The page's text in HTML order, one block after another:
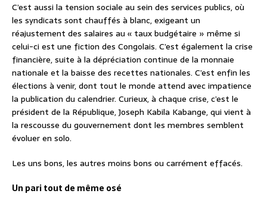
C’est aussi la tension sociale au sein des services publics, où
les syndicats sont chauffés à blanc, exigeant un
réajustement des salaires au « taux budgétaire » même si
celui-ci est une fiction des Congolais. C’est également la crise
financière, suite à la dépréciation continue de la monnaie
nationale et la baisse des recettes nationales. C’est enfin les
élections à venir, dont tout le monde attend avec impatience
la publication du calendrier. Curieux, à chaque crise, c’est le
président de la République, Joseph Kabila Kabange, qui vient à
la rescousse du gouvernement dont les membres semblent
évoluer en solo.
Les uns bons, les autres moins bons ou carrément effacés.
Un pari tout de même osé